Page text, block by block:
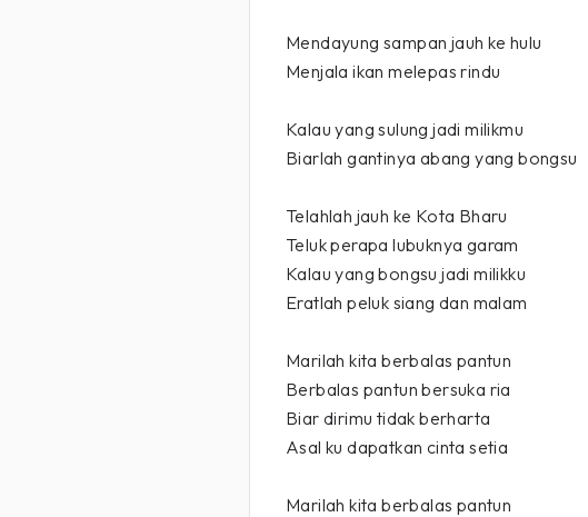
Mendayung sampan jauh ke hulu
Menjala ikan melepas rindu
Kalau yang sulung jadi milikmu
Biarlah gantinya abang yang bongsu
Telahlah jauh ke Kota Bharu
Teluk perapa lubuknya garam
Kalau yang bongsu jadi milikku
Eratlah peluk siang dan malam
Marilah kita berbalas pantun
Berbalas pantun bersuka ria
Biar dirimu tidak berharta
Asal ku dapatkan cinta setia
Marilah kita berbalas pantun